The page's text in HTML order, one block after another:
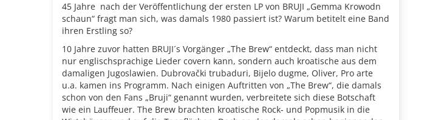
45 Jahre nach der Veröffentlichung der ersten LP von BRUJI „Gemma Krowodn
schaun“ fragt man sich, was damals 1980 passiert ist? Warum betitelt eine Band
ihren Erstling so?
10 Jahre zuvor hatten BRUJI´s Vorgänger „The Brew“ entdeckt, dass man nicht
nur englischsprachige Lieder covern kann, sondern auch kroatische aus dem
damaligen Jugoslawien. Dubrovački trubaduri, Bijelo dugme, Oliver, Pro arte
u.a. kamen ins Programm. Nach einigen Auftritten von „The Brew“, die damals
schon von den Fans „Bruji“ genannt wurden, verbreitete sich diese Botschaft
wie ein Lauffeuer. The Brew brachten kroatische Rock- und Popmusik in die